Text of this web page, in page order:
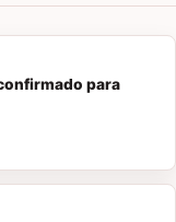
para